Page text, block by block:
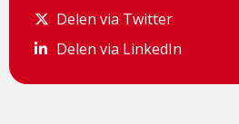
Delen via Twitter
Delen via Twitter
Delen via LinkedIn
Delen via LinkedIn